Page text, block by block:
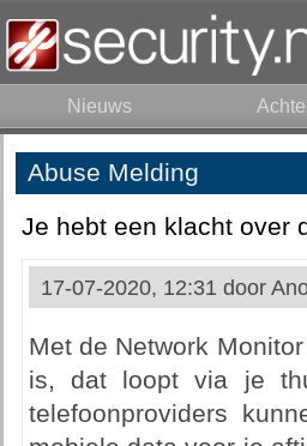
Nieuws
Abuse Melding
Je hebt een klacht over
17-07-2020, 12:31 door
Met de Network
is, dat loopt via je
telefoonproviders